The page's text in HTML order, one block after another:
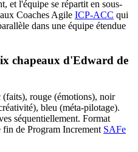
et l'équipe se répartit en sous-
Coaches Agile ICP-ACC qui
dans une équipe étendue
chapeaux d'Edward de
rouge (émotions), noir
bleu (méta-pilotage).
séquentiellement. Format
fin de Program Increment SAFe